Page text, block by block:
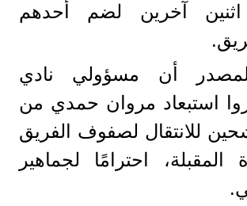
اثنين آخرين لضم أحدهم
أن مسؤولي نادي
استبعاد مروان حمدي من
للانتقال لصفوف الفريق
المقبلة، احترامًا لجماهير